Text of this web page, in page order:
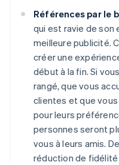
Références par le
qui est ravie de son
meilleure publicité.
créer une
début à la fin. Si
rangé, que vous
clientes et que
pour leurs
personnes seront
vous à leurs amis.
réduction de